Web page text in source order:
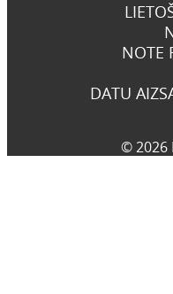
NOTE
DATU
© 2026